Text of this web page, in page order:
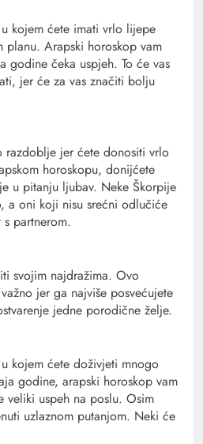
kojem ćete imati vrlo lijepe
Arapski horoskop vam
godine čeka uspjeh. To će vas
jer će za vas značiti bolju
razdoblje jer ćete donositi vrlo
horoskopu, donijćete
u pitanju ljubav. Neke Škorpije
a oni koji nisu srećni odlučiće
partnerom.
svojim najdražima. Ovo
jer ga najviše posvećujete
jedne porodične želje.
kojem ćete doživjeti mnogo
godine, arapski horoskop vam
veliki uspeh na poslu. Osim
uzlaznom putanjom. Neki će